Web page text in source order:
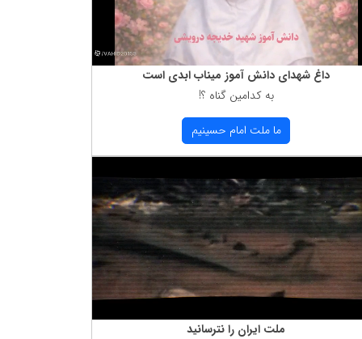
داغ شهدای دانش آموز میناب ابدی است
به كدامین گناه ؟!
ما ملت امام حسینیم
ملت ایران را نترسانید